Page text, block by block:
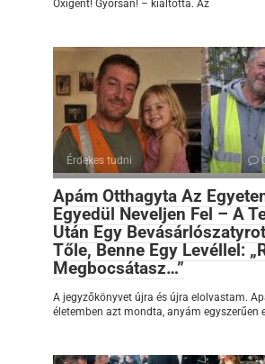
Oxigént! Gyorsan! – kiáltotta. Az
Érdekes tudni
Apám Otthagyta Az
Egyedül Neveljen Fel – A
Után Egy
Tőle, Benne Egy Levéllel:
Megbocsátasz…”
A jegyzőkönyvet újra és újra elolvastam.
életemben azt mondta, anyám egyszerűen